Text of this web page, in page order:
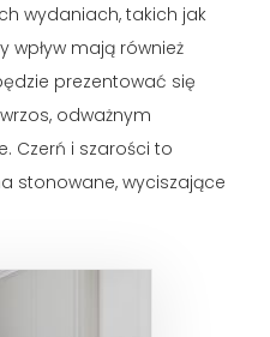
wydaniach, takich jak
mają również
prezentować się
odważnym
Czerń i szarości to
stonowane, wyciszające